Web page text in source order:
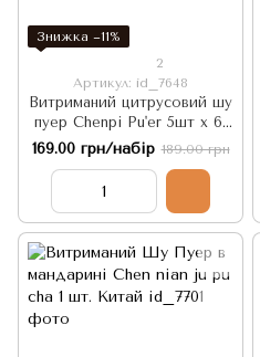
Знижка −11%
2
Артикул: id_7648
Витриманий цитрусовий шу
пуер Chenpi Pu'er 5шт х 6г
Китай
169.00 грн/набір 189.00 грн